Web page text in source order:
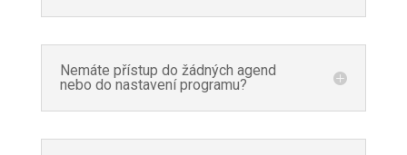
Nemáte přístup do žádných agend
nebo do nastavení programu?